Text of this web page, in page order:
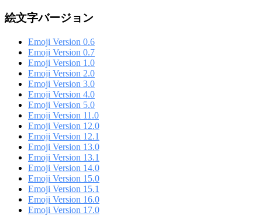
絵文字バージョン
Emoji Version 0.6
Emoji Version 0.7
Emoji Version 1.0
Emoji Version 2.0
Emoji Version 3.0
Emoji Version 4.0
Emoji Version 5.0
Emoji Version 11.0
Emoji Version 12.0
Emoji Version 12.1
Emoji Version 13.0
Emoji Version 13.1
Emoji Version 14.0
Emoji Version 15.0
Emoji Version 15.1
Emoji Version 16.0
Emoji Version 17.0